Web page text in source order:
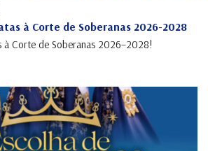
à Corte de Soberanas 2026-2028
à Corte de Soberanas 2026–2028!